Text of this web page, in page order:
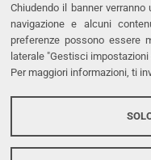
Chiudendo il banner
navigazione e alcuni
preferenze possono essere
laterale "Gestisci impostazioni
Per maggiori informazioni, ti
Fax. +39
PEC
LINKS
Accessibilità
Protezione